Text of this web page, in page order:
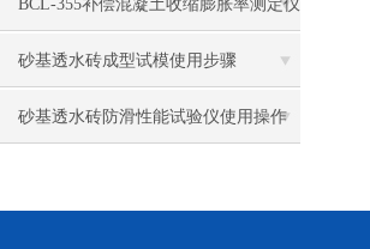
BCL-355补偿混凝土收缩膨胀率测定仪
背景技术
砂基透水砖成型试模使用步骤
砂基透水砖防滑性能试验仪使用操作